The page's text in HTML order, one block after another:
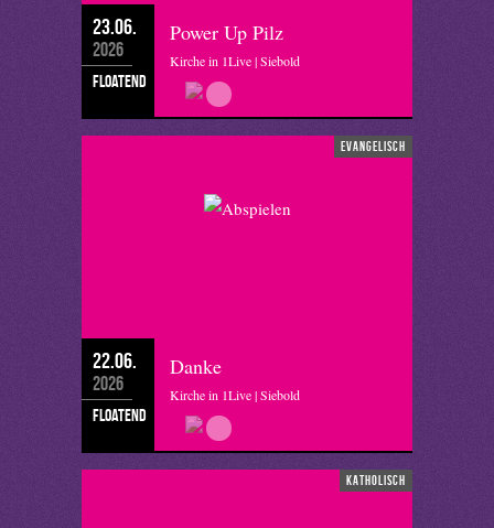
23.06.
2026
floatend
Power Up Pilz
Kirche in 1Live | Siebold
evangelisch
22.06.
2026
floatend
Danke
Kirche in 1Live | Siebold
katholisch